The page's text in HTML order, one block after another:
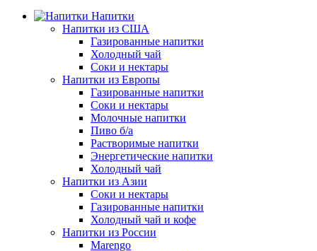
Напитки
Напитки из США
Газированные напитки
Холодный чай
Соки и нектары
Напитки из Европы
Газированные напитки
Соки и нектары
Молочные напитки
Пиво б/а
Растворимые напитки
Энергетические напитки
Холодный чай
Напитки из Азии
Соки и нектары
Газированные напитки
Холодный чай и кофе
Напитки из России
Marengo